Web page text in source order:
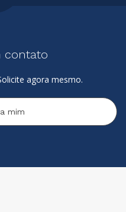
contato
agora mesmo.
mim